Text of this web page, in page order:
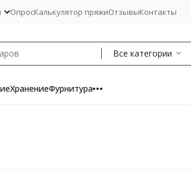
ОпросКалькулятор пряжиОтзывыКонтакты
Все категории
ХранениеФурнитура